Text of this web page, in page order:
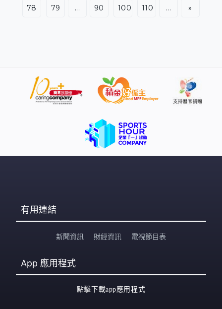
立法會議員每一位也知悉，社會對議員或公職人員有很高
情況，在切實可行範圍考慮補選安排。 對上一次立法會補
選是2022年，填補4名議員加入政府而出現的議席空缺，
黃錦輝就是透過是次補選首次晉身立法會。黃錦輝辭職
內宣布議席懸空，選舉管理委員會必須安排舉行一項補
選。補選不可在立法會現屆任期結束前的4個月內，或立法
會解散的情況下舉行。自第一屆立法會成立至
78 79 ... 90 100 110 ... »
有用連結
新聞資訊 財經資訊 電視節目表
App 應用程式
點擊下載app應用程式